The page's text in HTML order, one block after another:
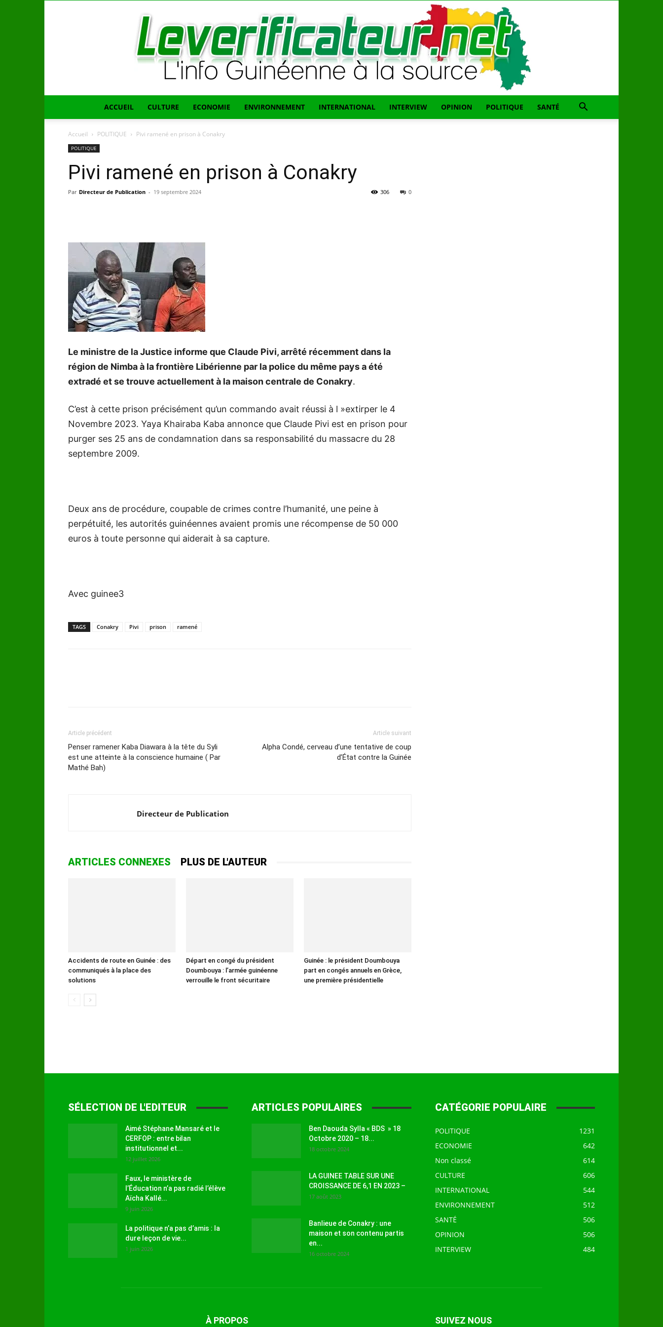
source
ACCUEIL CULTURE ECONOMIE ENVIRONNEMENT INTERNATIONAL INTERVIEW OPINION POLITIQUE SANTÉ
Accueil POLITIQUE Pivi ramené en prison à Conakry
POLITIQUE
Pivi ramené en prison à Conakry
Par Directeur de Publication - 19 septembre 2024 0
306
Le ministre de la Justice informe que Claude Pivi, arrêté récemment dans la
région de Nimba à la frontière Libérienne par la police du même pays a été
extradé et se trouve actuellement à la maison centrale de Conakry.
C’est à cette prison précisément qu’un commando avait réussi à l »extirper le 4
Novembre 2023. Yaya Khairaba Kaba annonce que Claude Pivi est en prison pour
purger ses 25 ans de condamnation dans sa responsabilité du massacre du 28
septembre 2009.
Deux ans de procédure, coupable de crimes contre l’humanité, une peine à
perpétuité, les autorités guinéennes avaient promis une récompense de 50 000
euros à toute personne qui aiderait à sa capture.
Avec guinee3
TAGS Conakry Pivi prison ramené
Article précédent
Penser ramener Kaba Diawara à la tête du Syli
est une atteinte à la conscience humaine ( Par
Mathé Bah)
Article suivant
Alpha Condé, cerveau d’une tentative de coup
d’État contre la Guinée
Directeur de Publication
ARTICLES CONNEXES PLUS DE L'AUTEUR
Accidents de route en Guinée : des
communiqués à la place des
solutions
Départ en congé du président
Doumbouya : l’armée guinéenne
verrouille le front sécuritaire
Guinée : le président Doumbouya
part en congés annuels en Grèce,
une première présidentielle
SÉLECTION DE L'EDITEUR
Aimé Stéphane Mansaré et le
CERFOP : entre bilan
institutionnel et...
12 juillet 2026
Faux, le ministère de
l’Éducation n’a pas radié l’élève
Aïcha Kallé...
9 juin 2026
La politique n’a pas d’amis : la
dure leçon de vie...
1 juin 2026
ARTICLES POPULAIRES
Ben Daouda Sylla « BDS » 18
Octobre 2020 – 18...
18 octobre 2024
LA GUINEE TABLE SUR UNE
CROISSANCE DE 6,1 EN 2023 –
17 août 2023
Banlieue de Conakry : une
maison et son contenu partis
en...
16 octobre 2024
CATÉGORIE POPULAIRE
POLITIQUE
1231
ECONOMIE
642
Non classé
614
CULTURE
606
INTERNATIONAL
544
ENVIRONNEMENT
512
SANTÉ
506
OPINION
506
INTERVIEW
484
À PROPOS SUIVEZ NOUS